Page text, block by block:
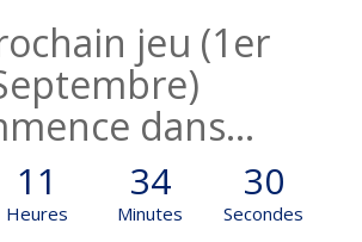
jeu (1er
dans…
11
Heures
34
Minutes
30
Secondes